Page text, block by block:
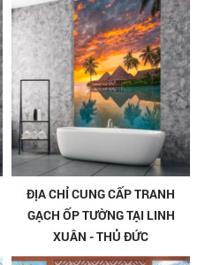
ĐỊA CHỈ CUNG CẤP TRANH
GẠCH ỐP TƯỜNG TẠI LINH
XUÂN - THỦ ĐỨC